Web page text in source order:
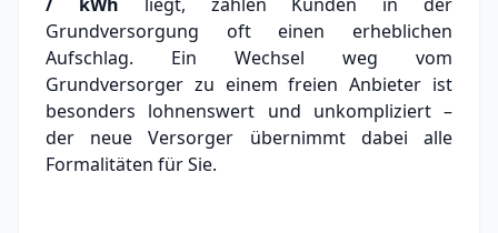
Grundversorgung oft einen erheblichen
Aufschlag. Ein Wechsel weg vom
Grundversorger zu einem freien Anbieter ist
besonders lohnenswert und unkompliziert –
der neue Versorger übernimmt dabei alle
Formalitäten für Sie.